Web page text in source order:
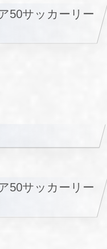
50サッカーリー
50サッカーリー